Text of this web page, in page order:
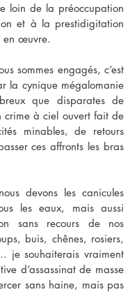
loin de la préoccupation
et à la prestidigitation
en œuvre.
sommes engagés, c’est
la cynique mégalomanie
que disparates de
crime à ciel ouvert fait de
minables, de retours
ces affronts les bras
devons les canicules
les eaux, mais aussi
sans recours de nos
buis, chênes, rosiers,
je souhaiterais vraiment
d’assassinat de masse
sans haine, mais pas